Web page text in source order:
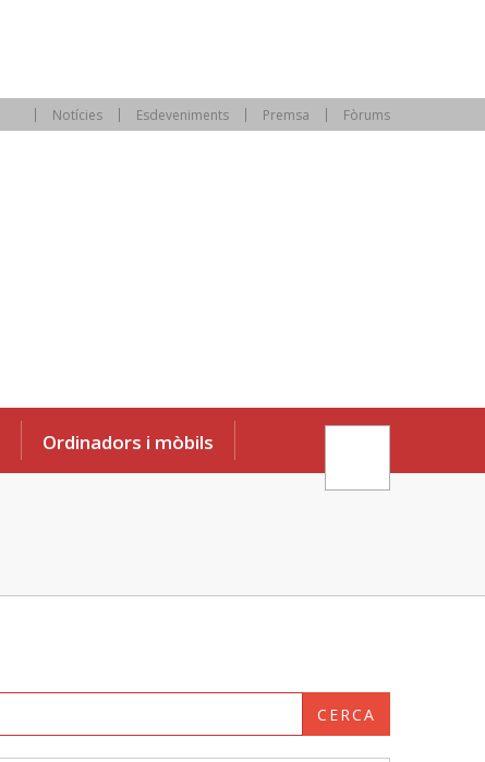
Notícies Esdeveniments Premsa Fòrums
Ordinadors i mòbils
CERCA